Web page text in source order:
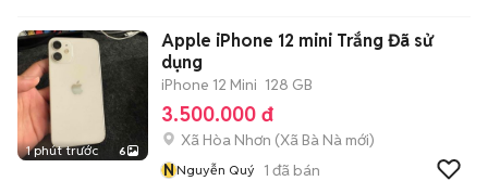
1 phút trước 6
Apple iPhone 12 mini Trắng Đã sử
dụng
iPhone 12 Mini 128 GB
3.500.000 đ
Xã Hòa Nhơn (Xã Bà Nà mới)
NNguyễn Quý 1 đã bán